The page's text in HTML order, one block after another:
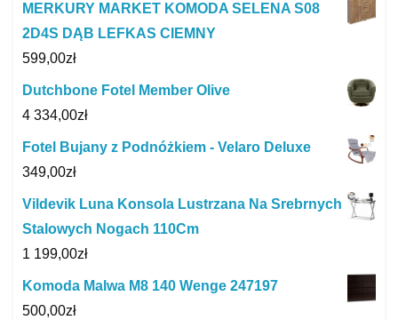
MERKURY MARKET KOMODA SELENA S08
2D4S DĄB LEFKAS CIEMNY
599,00zł
Dutchbone Fotel Member Olive
4 334,00zł
Fotel Bujany z Podnóżkiem - Velaro Deluxe
349,00zł
Vildevik Luna Konsola Lustrzana Na Srebrnych
Stalowych Nogach 110Cm
1 199,00zł
Komoda Malwa M8 140 Wenge 247197
500,00zł